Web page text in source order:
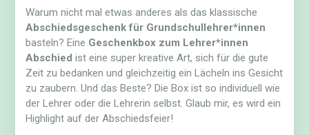
Warum nicht mal etwas anderes als das klassische
Abschiedsgeschenk für Grundschullehrer*innen
basteln? Eine Geschenkbox zum Lehrer*innen
Abschied ist eine super kreative Art, sich für die gute
Zeit zu bedanken und gleichzeitig ein Lächeln ins Gesicht
zu zaubern. Und das Beste? Die Box ist so individuell wie
der Lehrer oder die Lehrerin selbst. Glaub mir, es wird ein
Highlight auf der Abschiedsfeier!